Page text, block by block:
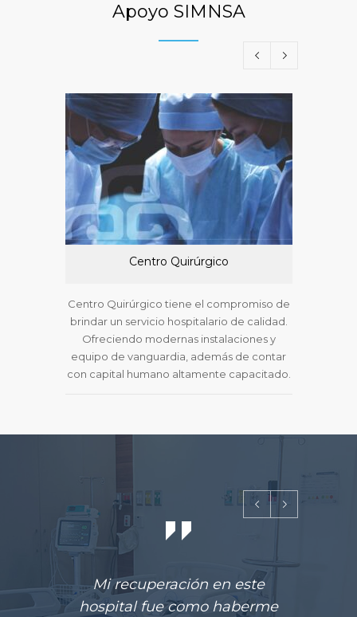
Apoyo SIMNSA
Centro Quirúrgico
Centro Quirúrgico tiene el compromiso de
brindar un servicio hospitalario de calidad.
Ofreciendo modernas instalaciones y
equipo de vanguardia, además de contar
con capital humano altamente capacitado.
Mi recuperación en este
hospital fue como haberme